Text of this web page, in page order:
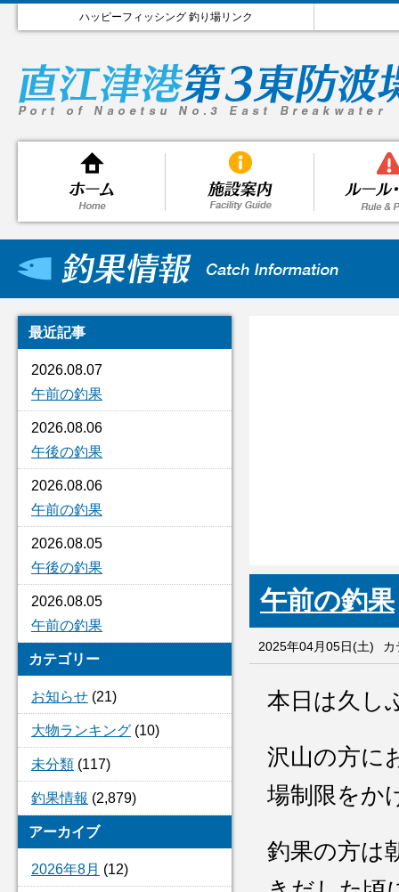
ハッピーフィッシング 釣り場リンク
最近記事
2026.08.07
午前の釣果
2026.08.06
午後の釣果
2026.08.06
午前の釣果
2026.08.05
午後の釣果
2026.08.05
午前の釣果
カテゴリー
お知らせ (21)
大物ランキング (10)
未分類 (117)
釣果情報 (2,879)
アーカイブ
2026年8月 (12)
午前の釣果
2025年04月05日(土) カ
本日は久し
沢山の方に
場制限をか
釣果の方は